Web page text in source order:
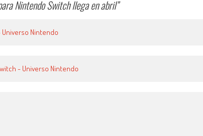
Nintendo Switch llega en abril”
Nintendo
- Universo Nintendo